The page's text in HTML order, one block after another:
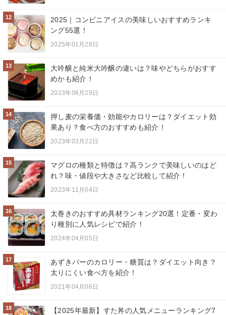
12
2025｜コンビニアイスの美味しいおすすめランキ
ング55選！
2025年01月28日
13
大吟醸と純米大吟醸の違いは？味やどちらがおすす
めかも紹介！
2023年06月29日
14
押し麦の栄養価・効能やカロリーは？ダイエット効
果あり？食べ方のおすすめも紹介！
2023年03月22日
15
マグロの種類と特徴は？高ランクで美味しいのはど
れ？味・値段や大きさなど比較して紹介！
2023年11月04日
16
太巻きのおすすめ具材ランキング20選！定番・変わ
り種別に人気レシピで紹介！
2024年04月05日
17
あずきバーのカロリー・糖質は？ダイエット向き？
太りにくい食べ方を紹介！
2021年04月06日
18
【2025年最新】すた丼の人気メニューランキング7